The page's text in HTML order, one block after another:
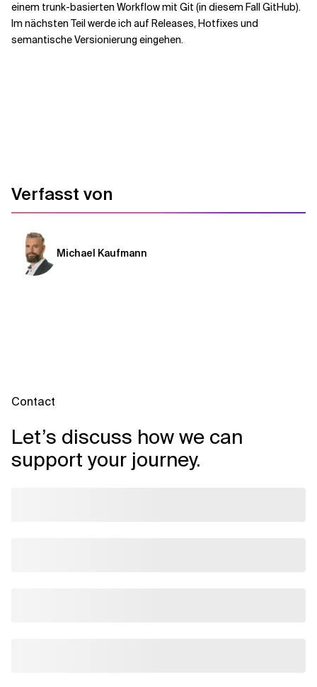
einem trunk-basierten Workflow mit Git (in diesem Fall GitHub).
Im nächsten Teil werde ich auf Releases, Hotfixes und
semantische Versionierung eingehen.
Verfasst von
Michael Kaufmann
Contact
Let’s discuss how we can
support your journey.